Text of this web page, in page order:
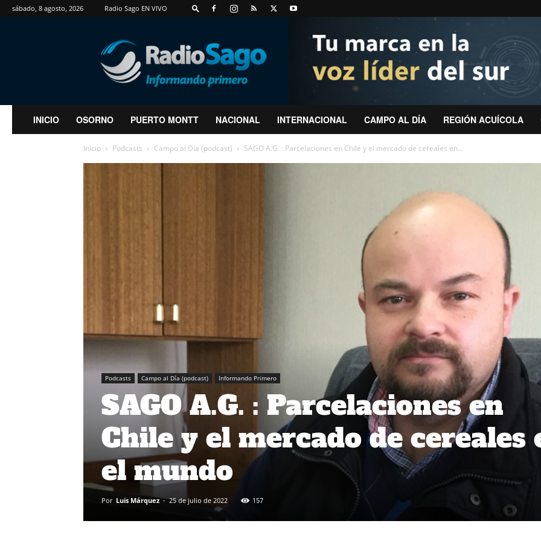
sábado, 8 agosto, 2026 Radio Sago EN VIVO
RadioSago
INICIO OSORNO PUERTO MONTT NACIONAL INTERNACIONAL CAMPO AL DÍA REGIÓN ACUÍCOLA
Inicio Podcasts Campo al Día (podcast) SAGO A.G. : Parcelaciones en Chile y el mercado de cereales en...
Podcasts Campo al Día (podcast) Informando Primero
SAGO A.G. : Parcelaciones en
Chile y el mercado de cereales
el mundo
Por Luis Márquez - 25 de julio de 2022 157